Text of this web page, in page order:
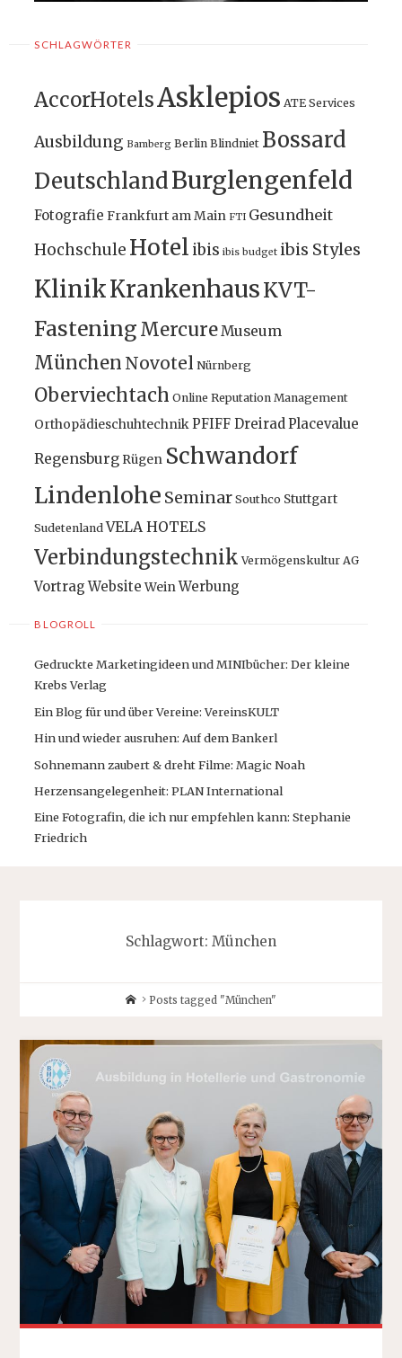
SCHLAGWÖRTER
AccorHotelsAsklepios ATE Services
Ausbildung Bamberg Berlin Blindniet Bossard
DeutschlandBurglengenfeld
Fotografie Frankfurt am Main FTI Gesundheit
Hochschule Hotel ibis ibis budget ibis Styles
KlinikKrankenhausKVT-
FasteningMercureMuseum
München Novotel Nürnberg
Oberviechtach Online Reputation Management
OrthopädieschuhtechnikPFIFF DreiradPlacevalue
Regensburg Rügen Schwandorf
Lindenlohe Seminar Southco Stuttgart
Sudetenland VELA HOTELS
Verbindungstechnik Vermögenskultur AG
Vortrag Website WeinWerbung
BLOGROLL
Gedruckte Marketingideen und MINIbücher: Der kleine
Krebs Verlag
Ein Blog für und über Vereine: VereinsKULT
Hin und wieder ausruhen: Auf dem Bankerl
Sohnemann zaubert & dreht Filme: Magic Noah
Herzensangelegenheit: PLAN International
Eine Fotografin, die ich nur empfehlen kann: Stephanie
Friedrich
Schlagwort: München
HomePosts tagged "München"